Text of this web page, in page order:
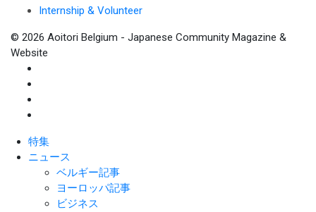
Internship & Volunteer
© 2026 Aoitori Belgium - Japanese Community Magazine &
Website
特集
ニュース
ベルギー記事
ヨーロッパ記事
ビジネス